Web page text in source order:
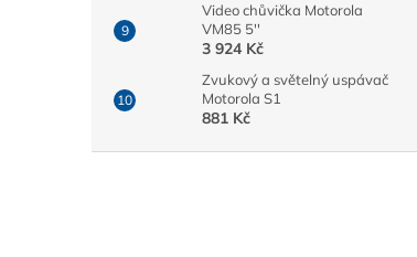
Video chůvička Motorola
VM85 5''
3 924 Kč
Zvukový a světelný uspávač
Motorola S1
881 Kč